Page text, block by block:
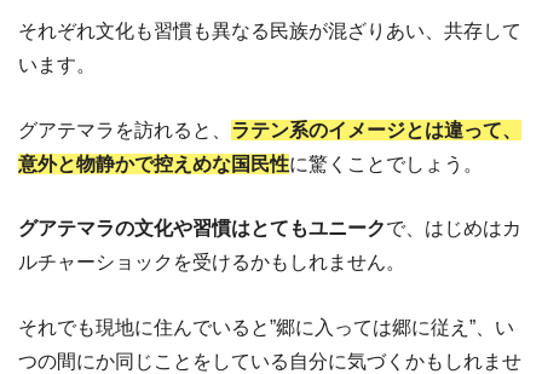
それぞれ文化も習慣も異なる民族が混ざりあい、共存して
います。
グアテマラを訪れると、 ラテン系のイメージとは違って、
意外と物静かで控えめな国民性に驚くことでしょう。
グアテマラの文化や習慣はとてもユニークで、はじめはカ
ルチャーショックを受けるかもしれません。
それでも現地に住んでいると”郷に入っては郷に従え”、い
つの間にか同じことをしている自分に気づくかもしれませ